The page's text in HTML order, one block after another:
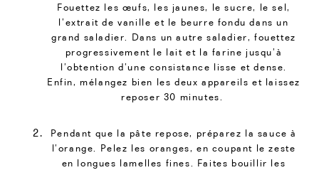
Fouettez les œufs, les jaunes, le sucre, le sel,
l’extrait de vanille et le beurre fondu dans un
grand saladier. Dans un autre saladier, fouettez
progressivement le lait et la farine jusqu’à
l’obtention d’une consistance lisse et dense.
Enfin, mélangez bien les deux appareils et laissez
reposer 30 minutes.
Pendant que la pâte repose, préparez la sauce à
l’orange. Pelez les oranges, en coupant le zeste
en longues lamelles fines. Faites bouillir les